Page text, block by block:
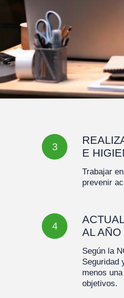
3
E
Trabajar
prevenir
4
AL AÑO
Según la
Seguridad
menos
objetivos.